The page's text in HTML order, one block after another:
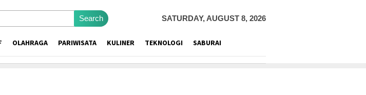
Search SATURDAY, AUGUST 8, 2026
OLAHRAGA PARIWISATA KULINER TEKNOLOGI SABURAI